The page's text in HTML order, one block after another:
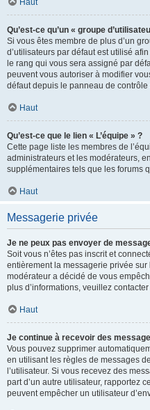
Haut
Qu’est-ce qu’un « groupe
Si vous êtes membre de plus d’un
d’utilisateurs par défaut est utilisé
le rang qui vous sera assigné par
peuvent vous autoriser à modifier
défaut depuis le panneau de contrôle
Haut
Qu’est-ce que le lien « L’équipe » ?
Cette page liste les membres de
administrateurs et les modérateurs,
supplémentaires tels que les forums
Haut
Messagerie privée
Je ne peux pas envoyer de
Soit vous n’êtes pas inscrit et
entièrement la messagerie privée
modérateur a décidé de vous
plus d’informations, veuillez
Haut
Je continue à recevoir des
Vous pouvez supprimer
en utilisant les règles de messages
l’utilisateur. Si vous recevez des
part d’un autre utilisateur, rapportez
peuvent empêcher un utilisateur